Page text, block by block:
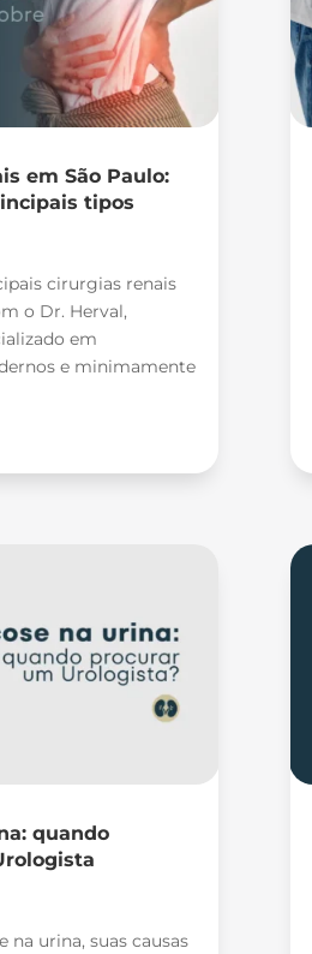
em São Paulo:
tipos
cirurgias renais
o Dr. Herval,
em
e minimamente
quando
na urina, suas causas